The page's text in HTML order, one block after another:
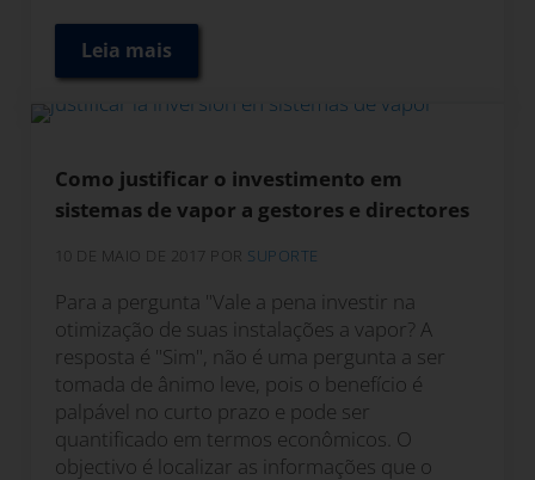
Leia maisComo calcular o custo de produção de
Como justificar o investimento em
sistemas de vapor a gestores e directores
10 DE MAIO DE 2017 POR SUPORTE
Para a pergunta "Vale a pena investir na
otimização de suas instalações a vapor? A
resposta é "Sim", não é uma pergunta a ser
tomada de ânimo leve, pois o benefício é
palpável no curto prazo e pode ser
quantificado em termos econômicos. O
objectivo é localizar as informações que o